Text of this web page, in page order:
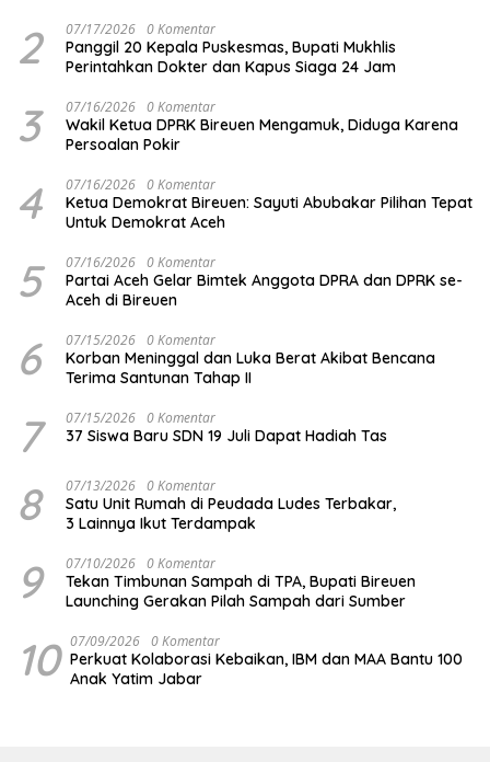
2 07/17/2026 0 Komentar
Panggil 20 Kepala Puskesmas, Bupati Mukhlis
Perintahkan Dokter dan Kapus Siaga 24 Jam
3 07/16/2026 0 Komentar
Wakil Ketua DPRK Bireuen Mengamuk, Diduga Karena
Persoalan Pokir
4 07/16/2026 0 Komentar
Ketua Demokrat Bireuen: Sayuti Abubakar Pilihan Tepat
Untuk Demokrat Aceh
5 07/16/2026 0 Komentar
Partai Aceh Gelar Bimtek Anggota DPRA dan DPRK se-
Aceh di Bireuen
6 07/15/2026 0 Komentar
Korban Meninggal dan Luka Berat Akibat Bencana
Terima Santunan Tahap II
7 07/15/2026 0 Komentar
37 Siswa Baru SDN 19 Juli Dapat Hadiah Tas
8 07/13/2026 0 Komentar
Satu Unit Rumah di Peudada Ludes Terbakar,
3 Lainnya Ikut Terdampak
9 07/10/2026 0 Komentar
Tekan Timbunan Sampah di TPA, Bupati Bireuen
Launching Gerakan Pilah Sampah dari Sumber
10 07/09/2026 0 Komentar
Perkuat Kolaborasi Kebaikan, IBM dan MAA Bantu 100
Anak Yatim Jabar